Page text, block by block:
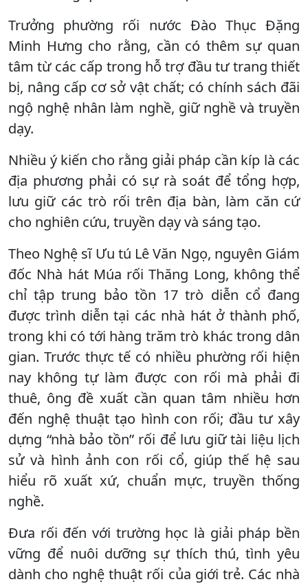
Trưởng phường rối nước Đào Thục Đặng
Minh Hưng cho rằng, cần có thêm sự quan
tâm từ các cấp trong hỗ trợ đầu tư trang thiết
bị, nâng cấp cơ sở vật chất; có chính sách đãi
ngộ nghệ nhân làm nghề, giữ nghề và truyền
dạy.
Nhiều ý kiến cho rằng giải pháp cần kíp là các
địa phương phải có sự rà soát để tổng hợp,
lưu giữ các trò rối trên địa bàn, làm căn cứ
cho nghiên cứu, truyền dạy và sáng tạo.
Theo Nghệ sĩ Ưu tú Lê Văn Ngọ, nguyên Giám
đốc Nhà hát Múa rối Thăng Long, không thể
chỉ tập trung bảo tồn 17 trò diễn cổ đang
được trình diễn tại các nhà hát ở thành phố,
trong khi có tới hàng trăm trò khác trong dân
gian. Trước thực tế có nhiều phường rối hiện
nay không tự làm được con rối mà phải đi
thuê, ông đề xuất cần quan tâm nhiều hơn
đến nghệ thuật tạo hình con rối; đầu tư xây
dựng “nhà bảo tồn” rối để lưu giữ tài liệu lịch
sử và hình ảnh con rối cổ, giúp thế hệ sau
hiểu rõ xuất xứ, chuẩn mực, truyền thống
nghề.
Đưa rối đến với trường học là giải pháp bền
vững để nuôi dưỡng sự thích thú, tình yêu
dành cho nghệ thuật rối của giới trẻ. Các nhà